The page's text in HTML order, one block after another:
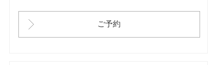
ご予約